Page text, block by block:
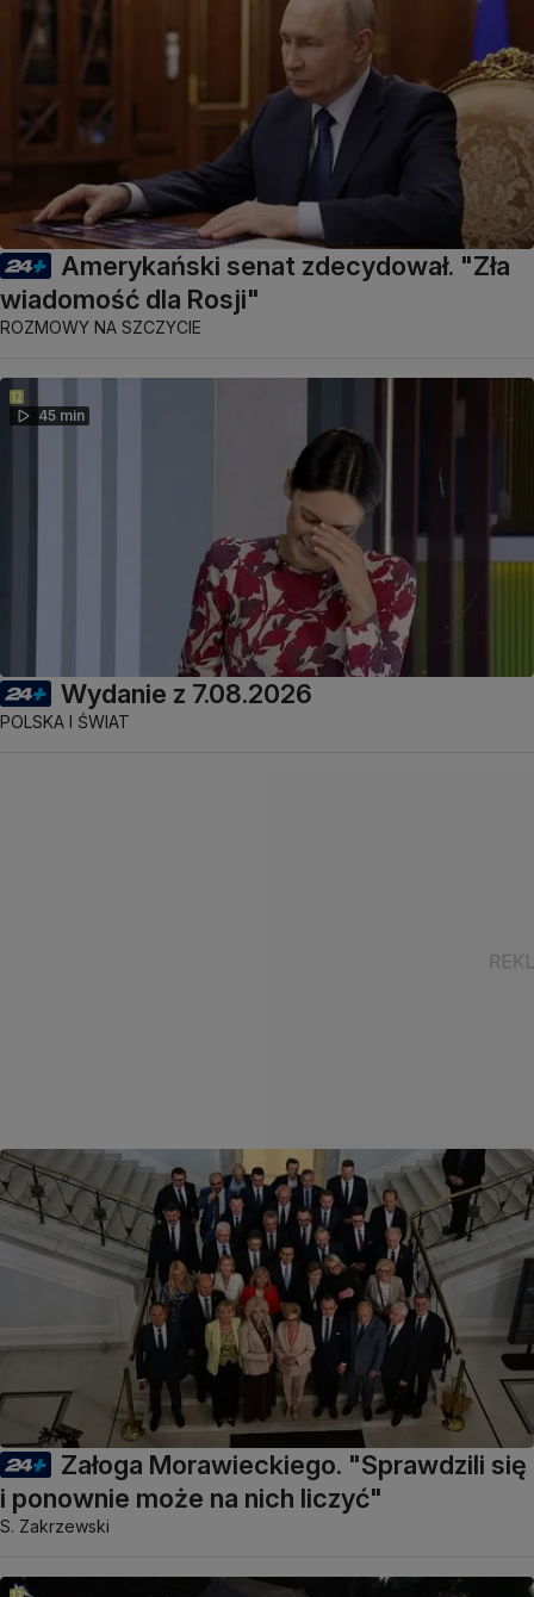
Amerykański senat zdecydował. "Zła
wiadomość dla Rosji"
ROZMOWY NA SZCZYCIE
45 min
Wydanie z 7.08.2026
POLSKA I ŚWIAT
Załoga Morawieckiego. "Sprawdzili się
i ponownie może na nich liczyć"
S. Zakrzewski